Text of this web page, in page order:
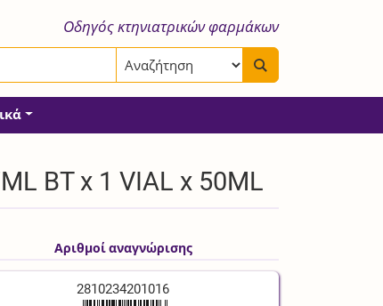
Οδηγός κτηνιατρικών φαρμάκων
BT x 1 VIAL x 50ML
Αριθμοί αναγνώρισης
2810234201016